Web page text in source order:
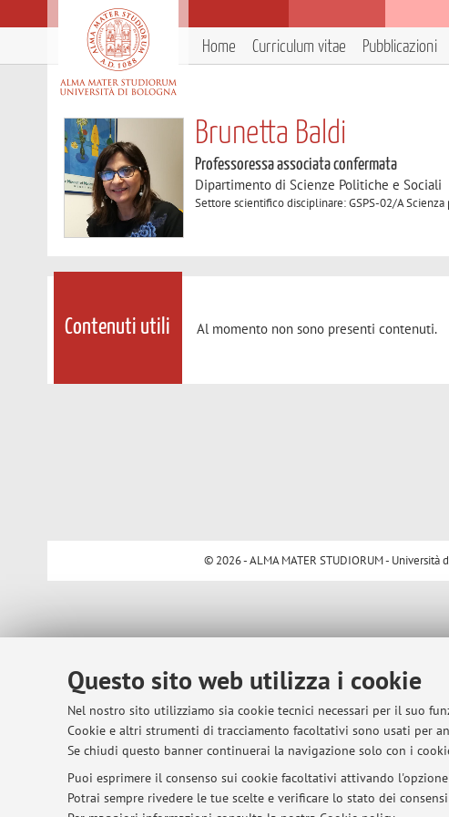
Questo sito web utilizza i cookie
Nel nostro sito utilizziamo sia cookie tecnici necessari per il suo
Cookie e altri strumenti di tracciamento facoltativi sono usati per
Se chiudi questo banner continuerai la navigazione solo con i
Puoi esprimere il consenso sui cookie facoltativi attivando
Potrai sempre rivedere le tue scelte e verificare lo stato dei
Home Curriculum vitae Pubblicazioni
Brunetta Baldi
Professoressa associata confermata
Dipartimento di Scienze Politiche e Sociali
Settore scientifico disciplinare: GSPS-02/A
Contenuti utili Al momento non sono presenti contenuti.
© 2026 - ALMA MATER STUDIORUM -